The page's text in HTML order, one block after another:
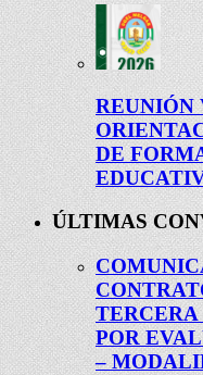
REUNIÓN
DE
ÚLTIMAS
TERCERA
POR
–